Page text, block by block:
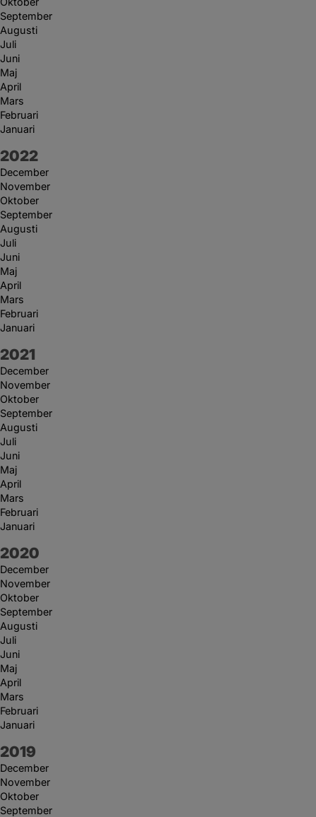
September
Augusti
Juli
Juni
Maj
April
Mars
Februari
Januari
År:
2022
December
November
Oktober
September
Augusti
Juli
Juni
Maj
April
Mars
Februari
Januari
År:
2021
December
November
Oktober
September
Augusti
Juli
Juni
Maj
April
Mars
Februari
Januari
År:
2020
December
November
Oktober
September
Augusti
Juli
Juni
Maj
April
Mars
Februari
Januari
År:
2019
December
November
Oktober
September